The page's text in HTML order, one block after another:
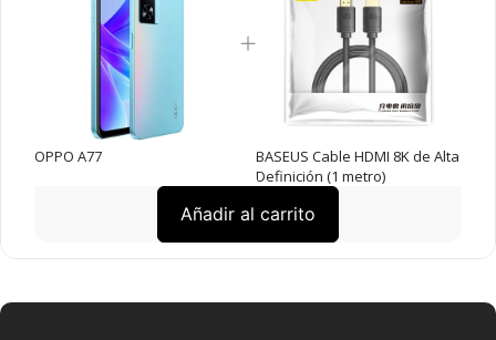
OPPO A77
BASEUS Cable HDMI 8K de Alta
Definición (1 metro)
Añadir al carrito